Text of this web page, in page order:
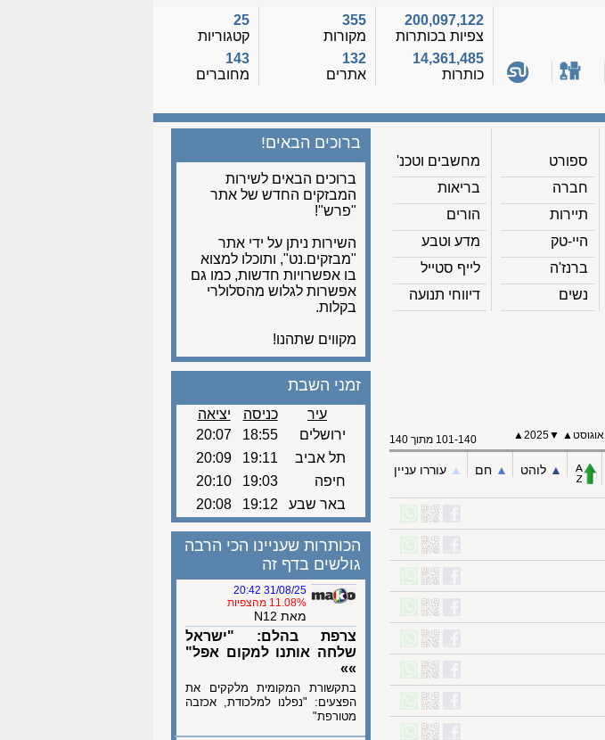
200,097,122
צפיות בכותרות
14,361,485
כותרות
355
מקורות
132
אתרים
25
קטגוריות
143
מחוברים
ספורט
חברה
תיירות
היי-טק
ברנז'ה
נשים
מחשבים וטכנ'
בריאות
הורים
מדע וטבע
לייף סטייל
דיווחי תנועה
ברוכים הבאים!
ברוכים הבאים לשירות
המבזקים החדש של אתר
"פרש"!
השירות ניתן על ידי אתר
"מבזקים.נט", ותוכלו למצוא
בו אפשרויות חדשות, כמו גם
אפשרות לגלוש מהסלולרי
בקלות.
מקווים שתהנו!
אוגוסט ▲
▼
2025▲ 101-140 מתוך 140
▲︎ לוהט ▲︎ חם ▲︎ עוררו עניין
זמני השבת
עיר כניסה
יציאה
ירושלים
18:55
20:07
תל אביב
19:11
20:09
חיפה
19:03
20:10
באר שבע
19:12
20:08
הכותרות שעניינו הכי הרבה
גולשים בדף זה
31/08/25 20:42
11.08% מהצפיות
מאת N12
צרפת בהלם: "ישראל
שלחה אותנו למקום אפל"
»»
בתקשורת המקומית מלקקים את
הפצעים: "נפלנו למלכודת, אכזבה
מטורפת"